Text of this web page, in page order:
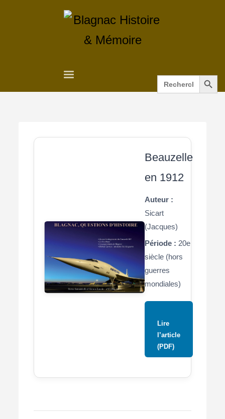
Search
for:
Search Button
Beauzelle
en 1912
Auteur :
Sicart
(Jacques)
Période : 20e
siècle (hors
guerres
mondiales)
Lire
l’article
(PDF)